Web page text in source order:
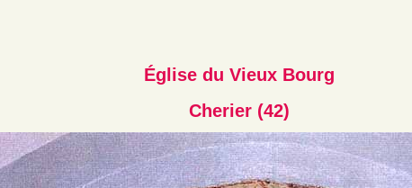
Église du Vieux Bourg
Cherier (42)